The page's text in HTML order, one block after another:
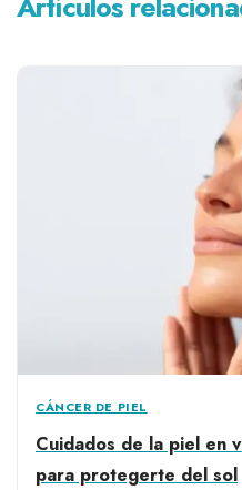
CÁNCER DE PIEL
Cuidados de la piel en
para protegerte del sol